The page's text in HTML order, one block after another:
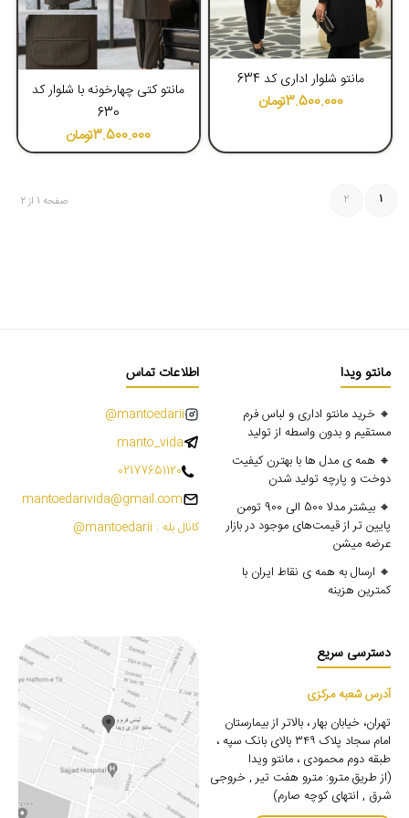
نظر خود را انتخاب کنید. توجه داشته باشید که برای خریدمانتو تک اداری
نیز می‌توانید از طریق فروشگاه اینترنتی و یا حضوری مانتو ویدا اقدام کنید.
4.40
مانتو شلوار اداری کد 634
3.500.000تومان
4.57
مانتو کتی چهارخونه با شلوار کد
630
3.500.000تومان
صفحه 1 از 2 1
2
مانتو ویدا
🔸 خرید مانتو اداری و لباس فرم
مستقیم و بدون واسطه از تولید
🔸 همه ی مدل ها با بهترن کیفیت
دوخت و پارچه تولید شدن
🔸 بیشتر مدلا 500 الی 900 تومن
پایین تر از قیمت‌های موجود در بازار
عرضه میشن
🔸 ارسال به همه ی نقاط ایران با
کمترین هزینه
اطلاعات تماس
mantoedarii@
manto_vida
02177651120
mantoedarivida@gmail.com
کانال بله : mantoedarii@
دسترسی سریع
آدرس شعبه مرکزی
تهران، خیابان بهار ، بالاتر از بیمارستان
امام سجاد پلاک ۳۴۹ بالای بانک سپه ،
طبقه دوم محمودی ، مانتو ویدا
(از طریق مترو: مترو هفت تیر , خروجی
شرق , انتهای کوچه صارم)